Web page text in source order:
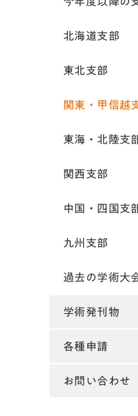
北海道支部
東北支部
関東・甲信越
東海・北陸支
関西支部
中国・四国支
九州支部
過去の学術大
学術発刊物
各種申請
お問い合わせ